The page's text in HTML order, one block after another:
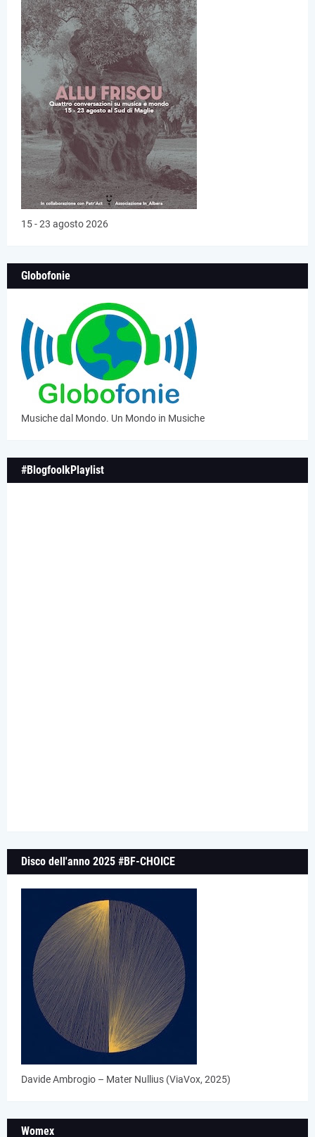
15 - 23 agosto 2026
Globofonie
Musiche dal Mondo. Un Mondo in Musiche
#BlogfoolkPlaylist
Disco dell'anno 2025 #BF-CHOICE
Davide Ambrogio – Mater Nullius (ViaVox, 2025)
Womex